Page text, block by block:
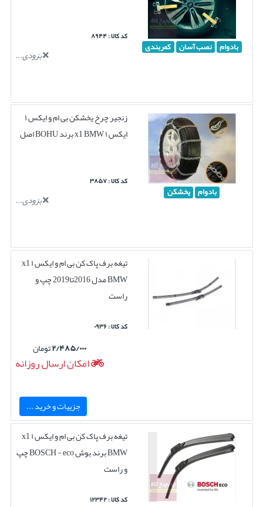
بادوام نصب آسان کمربندی
کد کالا : ۸۹۴۴
بزودی...
بادوام یخشکن
زنجیر چرخ یخشکن بی ام و ایکس ۱
ایکس ۱ x1 BMW برند BOHU اصل
کد کالا : ۳۸۵۷
بزودی...
تیغه برف پاک کن بی ام و ایکس ۱ x1
BMW مدل 2016تا2019 چپ و
راست
کد کالا : ۰۹۳۶
۲/۴۸۵/۰۰۰تومان
امکان ارسال روزانه
جزییات و خرید ...
تیغه برف پاک کن بی ام و ایکس ۱ x1
BMW برند بوش BOSCH - eco چپ
و راست
کد کالا : ۱۲۳۴۲